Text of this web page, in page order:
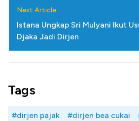
Next Article
Istana Ungkap Sri Mulyani Ikut
Djaka Jadi Dirjen
Tags
#dirjen pajak #dirjen bea cukai